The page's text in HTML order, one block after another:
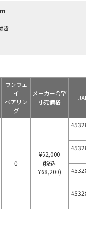
き
ワンウェ
イ
ベアリン
グ
メーカー希望
小売価格
0
¥62,000
(税込
¥68,200)